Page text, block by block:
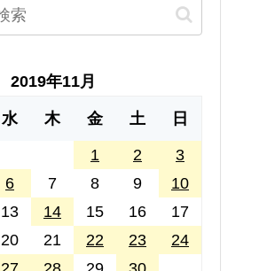
2019年11月
水 木 金 土 日
1 2
3
6 7 8 9
10
13 14 15 16
17
20 21 22 23
24